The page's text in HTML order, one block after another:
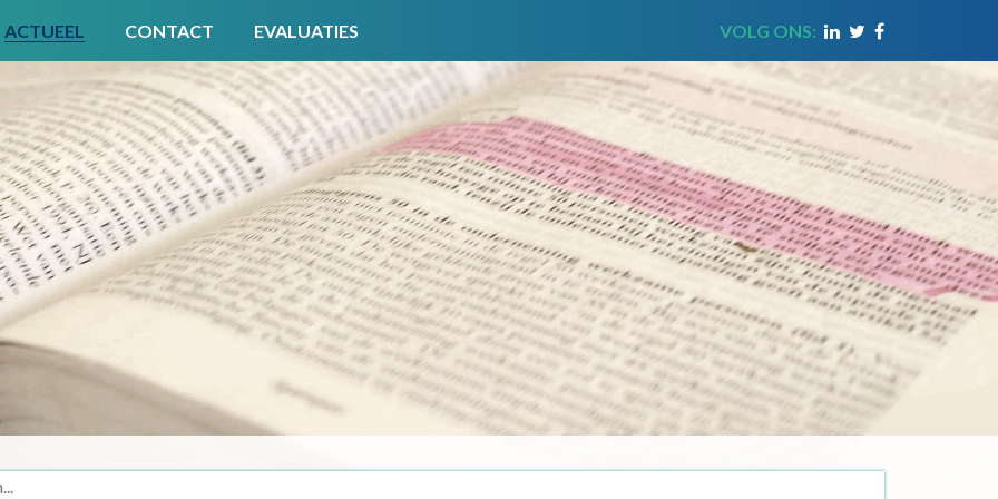
VOLG ONS:
ACTUEEL CONTACT EVALUATIES